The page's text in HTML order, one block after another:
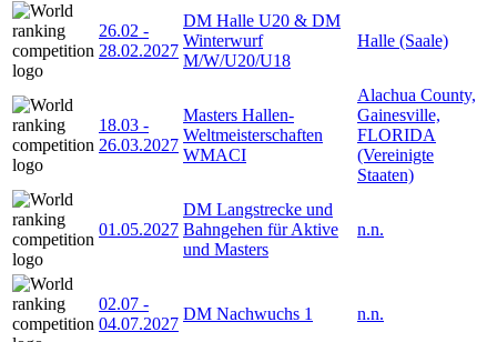
26.02 -
28.02.2027
DM Halle U20 & DM
Winterwurf
M/W/U20/U18
Halle (Saale)
18.03 -
26.03.2027
Masters Hallen-
Weltmeisterschaften
WMACI
Alachua County,
Gainesville,
FLORIDA
(Vereinigte
Staaten)
01.05.2027
DM Langstrecke und
Bahngehen für Aktive
und Masters
n.n.
02.07 -
04.07.2027
DM Nachwuchs 1 n.n.